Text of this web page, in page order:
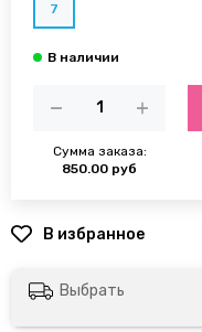
7
Сумма заказа:
850.00 руб
Выбрать